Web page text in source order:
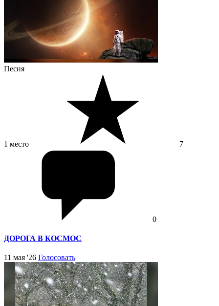
Песня
1 место 7
0
ДОРОГА В КОСМОС
11 мая '26 Голосовать